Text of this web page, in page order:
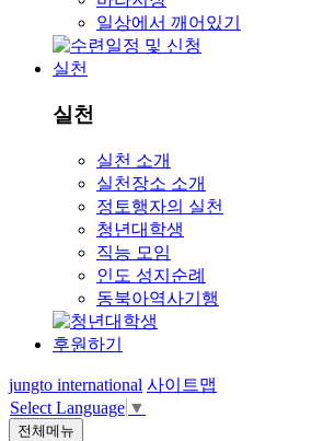
일상에서 깨어있기
실천
실천
실천 소개
실천장소 소개
정토행자의 실천
청년대학생
직능 모임
인도 성지순례
동북아역사기행
후원하기
jungto international 사이트맵
Select Language ▼
전체메뉴